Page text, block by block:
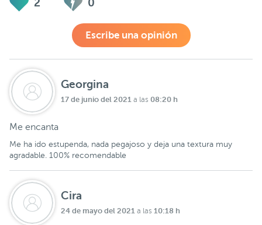
2 0
Escribe una opinión
Georgina
17 de junio del 2021 a las 08:20 h
Me encanta
Me ha ido estupenda, nada pegajoso y deja una textura muy
agradable. 100% recomendable
Cira
24 de mayo del 2021 a las 10:18 h